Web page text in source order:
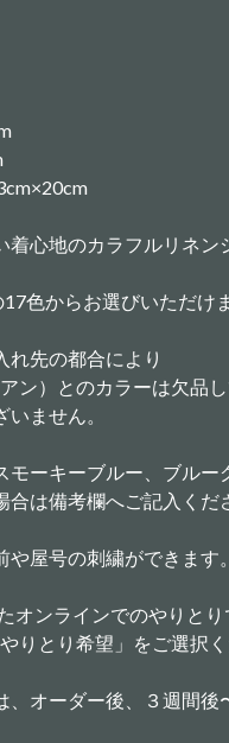
着心地のカラフルリネン
色からお選びいただけ
先の都合により
ン）とのカラーは欠品し
ません。
モーキーブルー、ブルー
合は備考欄へご記入くだ
や屋号の刺繍ができます。
オンラインでのやりとり
りとり希望」をご選択く
、オーダー後、３週間後